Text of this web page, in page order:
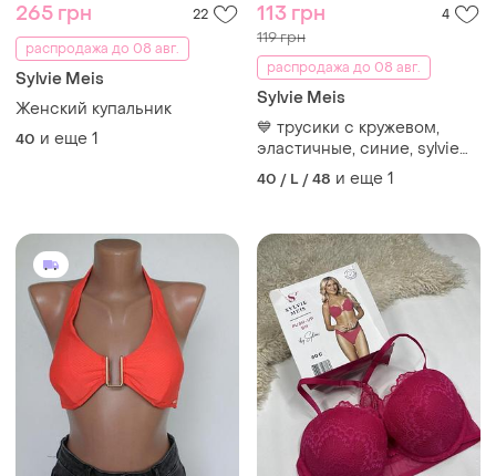
265 грн
22
распродажа до 08 авг.
Sylvie Meis
Женский купальник
40 и еще 1
113 грн 4
119 грн
распродажа до 08 авг.
Sylvie Meis
💙 трусики с кружевом,
эластичные, синие, sylvie
meis, женские, фирменные,
сексуальные, слипы
40 / L / 48 и еще 1